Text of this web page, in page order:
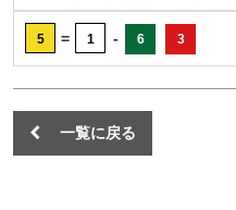
5 = 1 - 6 3
一覧に戻る